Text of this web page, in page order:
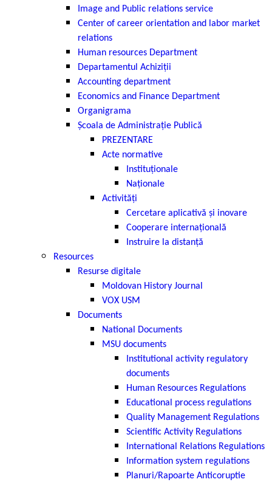
Image and Public relations service
Center of career orientation and labor market
relations
Нuman resources Department
Departamentul Achiziții
Accounting department
Economics and Finance Department
Organigrama
Școala de Administrație Publică
PREZENTARE
Acte normative
Instituționale
Naționale
Activități
Cercetare aplicativă și inovare
Cooperare internațională
Instruire la distanță
Resources
Resurse digitale
Moldovan History Journal
VOX USM
Documents
National Documents
MSU documents
Institutional activity regulatory
documents
Human Resources Regulations
Educational process regulations
Quality Management Regulations
Scientific Activity Regulations
International Relations Regulations
Information system regulations
Planuri/Rapoarte Anticoruptie